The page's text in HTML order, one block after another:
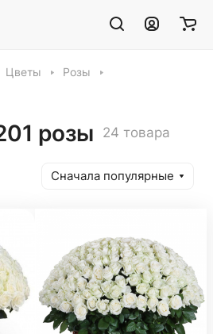
Цветы
Розы
розы 24 товара
Сначала популярные